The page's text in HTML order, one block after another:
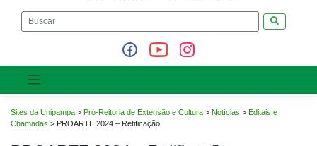
Sites da Unipampa > Pró-Reitoria de Extensão e Cultura > Notícias > Editais e
Chamadas > PROARTE 2024 – Retificação